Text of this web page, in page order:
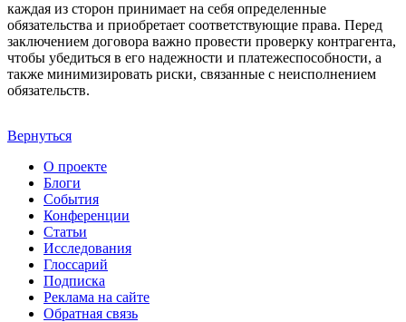
каждая из сторон принимает на себя определенные
обязательства и приобретает соответствующие права. Перед
заключением договора важно провести проверку контрагента,
чтобы убедиться в его надежности и платежеспособности, а
также минимизировать риски, связанные с неисполнением
обязательств.
Вернуться
О проекте
Блоги
События
Конференции
Статьи
Исследования
Глоссарий
Подписка
Реклама на сайте
Обратная связь